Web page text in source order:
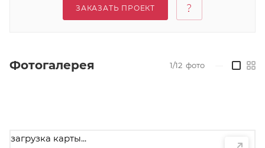
ЗАКАЗАТЬ ПРОЕКТ
Фотогалерея 1/12 фото
загрузка карты...